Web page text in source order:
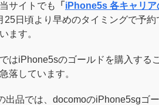
サイトでも 「 iPhone5s 各キャリア
25日頃より早めのタイミングで予
ます。
はiPhone5sのゴールドを購入する
落しています。
出品では、docomoのiPhone5sgゴ